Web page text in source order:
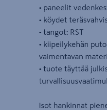
• paneelit
• köydet
• tangot: RST
• kiipeilykehän
vaimentavan
• tuote täyttää
Isot hankinnat